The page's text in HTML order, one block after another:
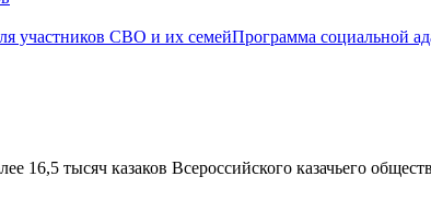
участников СВО и их семейПрограмма социальной
16,5 тысяч казаков Всероссийского казачьего